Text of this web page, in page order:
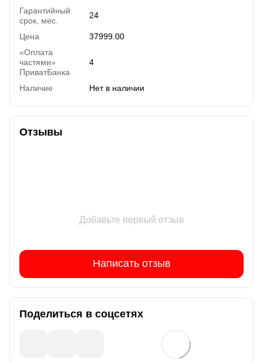
Гарантийный
срок, мес.
24
Цена
37999.00
«Оплата
частями»
ПриватБанка
4
Наличие Нет в наличии
Отзывы
Добавьте первый отзыв
Написать отзыв
Поделиться в соцсетях